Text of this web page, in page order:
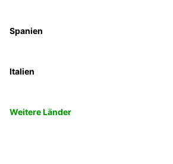
Spanien
Italien
Weitere Länder